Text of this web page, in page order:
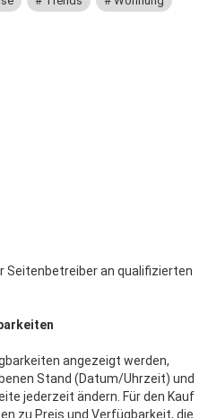
Seitenbetreiber an qualifizierten
angezeigt werden,
Stand (Datum/Uhrzeit) und
jederzeit ändern. Für den Kauf
zu Preis und Verfügbarkeit, die